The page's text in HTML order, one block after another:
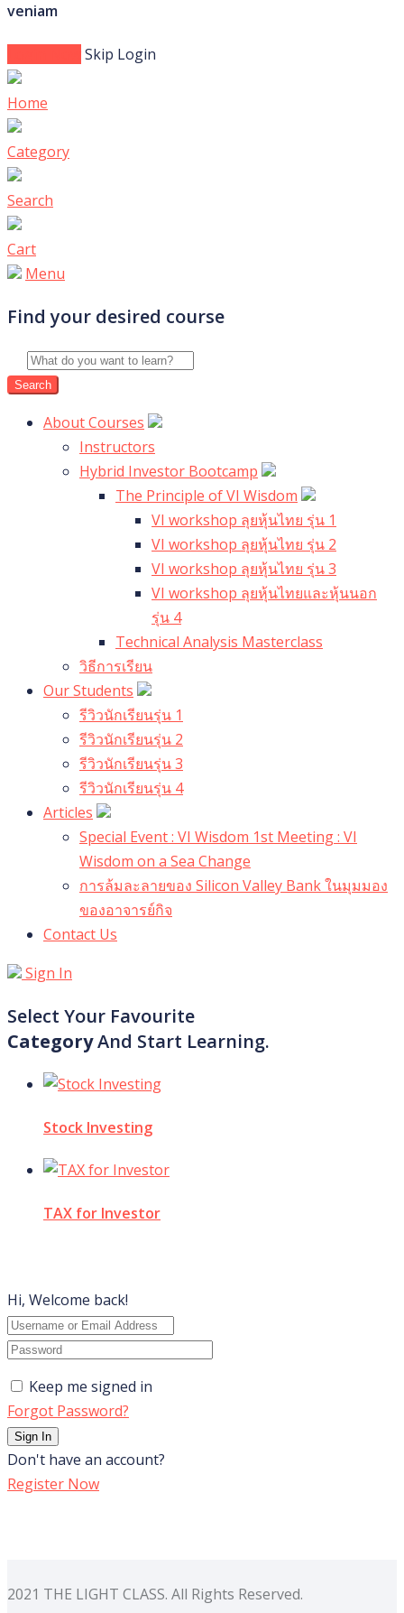
veniam
Skip Login
Home
Category
Search
Cart
Menu
Find your desired course
About Courses
Instructors
Hybrid Investor Bootcamp
The Principle of VI Wisdom
VI workshop ลุยหุ้นไทย รุ่น 1
VI workshop ลุยหุ้นไทย รุ่น 2
VI workshop ลุยหุ้นไทย รุ่น 3
VI workshop ลุยหุ้นไทยและหุ้นนอก
รุ่น 4
Technical Analysis Masterclass
วิธีการเรียน
Our Students
รีวิวนักเรียนรุ่น 1
รีวิวนักเรียนรุ่น 2
รีวิวนักเรียนรุ่น 3
รีวิวนักเรียนรุ่น 4
Articles
Special Event : VI Wisdom 1st Meeting : VI
Wisdom on a Sea Change
การล้มละลายของ Silicon Valley Bank ในมุมมอง
ของอาจารย์กิจ
Contact Us
Sign In
Select Your Favourite
CategoryAnd Start Learning.
Stock Investing
TAX for Investor
Hi, Welcome back!
Keep me signed in
Forgot Password?
Sign In
Don't have an account?
Register Now
2021 THE LIGHT CLASS. All Rights Reserved.